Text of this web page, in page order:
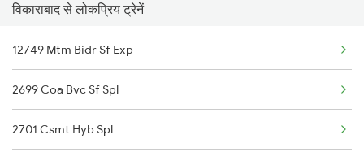
12794 Rayalaseema Sf
17012 Skzr Bidr Exp
17014 Kzj Hdp Express
17030 Hyb Bjp Exp
12764 Padmavathi Exp
2085 Sbp Ned Spl
2086 Ned Sbp Spl
2203 Vskp Sc Ac Spl
विकाराबाद से लोकप्रिय ट्रेनें
12749 Mtm Bidr Sf Exp
2699 Coa Bvc Sf Spl
2701 Csmt Hyb Spl